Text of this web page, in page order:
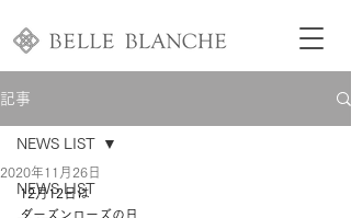
記事
NEWS LIST
NEWS LIST
2020年11月26日
12月12日は
ダーズンローズの日